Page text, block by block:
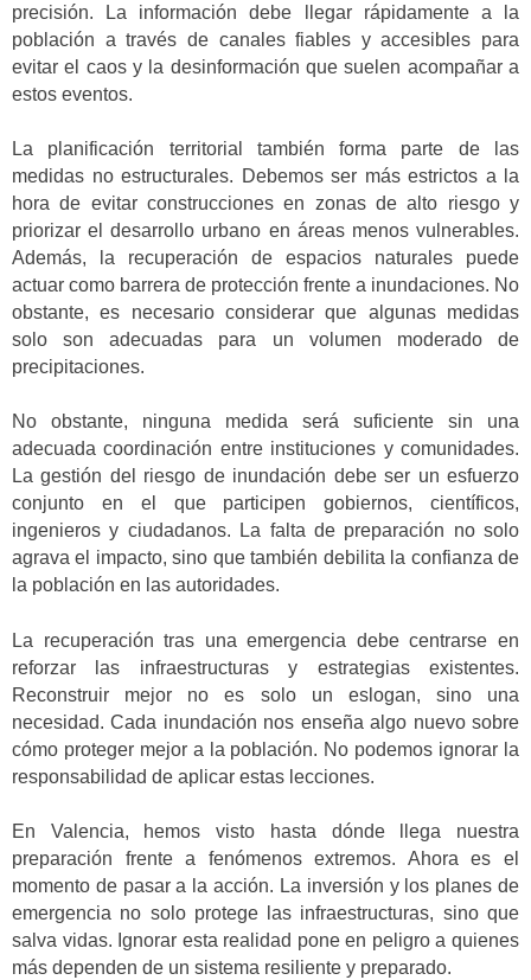
precisión. La información debe llegar rápidamente a la
población a través de canales fiables y accesibles para
evitar el caos y la desinformación que suelen acompañar a
estos eventos.
La planificación territorial también forma parte de las
medidas no estructurales. Debemos ser más estrictos a la
hora de evitar construcciones en zonas de alto riesgo y
priorizar el desarrollo urbano en áreas menos vulnerables.
Además, la recuperación de espacios naturales puede
actuar como barrera de protección frente a inundaciones. No
obstante, es necesario considerar que algunas medidas
solo son adecuadas para un volumen moderado de
precipitaciones.
No obstante, ninguna medida será suficiente sin una
adecuada coordinación entre instituciones y comunidades.
La gestión del riesgo de inundación debe ser un esfuerzo
conjunto en el que participen gobiernos, científicos,
ingenieros y ciudadanos. La falta de preparación no solo
agrava el impacto, sino que también debilita la confianza de
la población en las autoridades.
La recuperación tras una emergencia debe centrarse en
reforzar las infraestructuras y estrategias existentes.
Reconstruir mejor no es solo un eslogan, sino una
necesidad. Cada inundación nos enseña algo nuevo sobre
cómo proteger mejor a la población. No podemos ignorar la
responsabilidad de aplicar estas lecciones.
En Valencia, hemos visto hasta dónde llega nuestra
preparación frente a fenómenos extremos. Ahora es el
momento de pasar a la acción. La inversión y los planes de
emergencia no solo protege las infraestructuras, sino que
salva vidas. Ignorar esta realidad pone en peligro a quienes
más dependen de un sistema resiliente y preparado.